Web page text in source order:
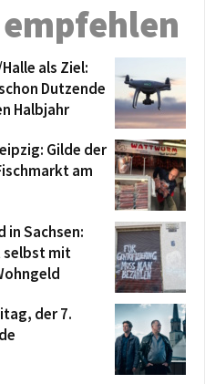
als Ziel:
Dutzende
Halbjahr
Gilde der
am
in Sachsen:
selbst mit
der 7.